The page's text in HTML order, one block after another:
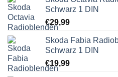
Schwarz 1 DIN
€29,99
Skoda Fabia
Schwarz 1 DIN
€19,99